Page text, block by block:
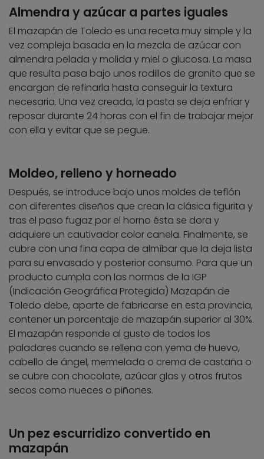
Almendra y azúcar a partes iguales
El mazapán de Toledo es una receta muy simple y la
vez compleja basada en la mezcla de azúcar con
almendra pelada y molida y miel o glucosa. La masa
que resulta pasa bajo unos rodillos de granito que se
encargan de refinarla hasta conseguir la textura
necesaria. Una vez creada, la pasta se deja enfriar y
reposar durante 24 horas con el fin de trabajar mejor
con ella y evitar que se pegue.
Moldeo, relleno y horneado
Después, se introduce bajo unos moldes de teflón
con diferentes diseños que crean la clásica figurita y
tras el paso fugaz por el horno ésta se dora y
adquiere un cautivador color canela. Finalmente, se
cubre con una fina capa de almíbar que la deja lista
para su envasado y posterior consumo. Para que un
producto cumpla con las normas de la IGP
(Indicación Geográfica Protegida) Mazapán de
Toledo debe, aparte de fabricarse en esta provincia,
contener un porcentaje de mazapán superior al 30%.
El mazapán responde al gusto de todos los
paladares cuando se rellena con yema de huevo,
cabello de ángel, mermelada o crema de castaña o
se cubre con chocolate, azúcar glas y otros frutos
secos como nueces o piñones.
Un pez escurridizo convertido en
mazapán